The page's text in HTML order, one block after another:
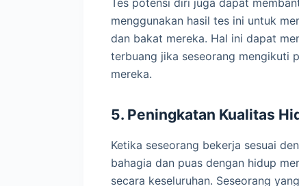
menggunakan hasil tes ini untuk
dan bakat mereka. Hal ini dapat
terbuang jika seseorang mengikuti
mereka.
5. Peningkatan Kualitas
Ketika seseorang bekerja sesuai
bahagia dan puas dengan hidup
secara keseluruhan. Seseorang